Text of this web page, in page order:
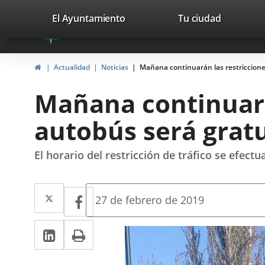
Portal
Web
del
Valladolid
avaTop
valladolid.es
El Ayuntamiento Tu ciudad
HomeActualidad Noticias Mañana continuarán las
Mañana
autobús será
El horario del restricción de tráfico se
Twitter
Enlace
a
una
aplicación
Facebook
Enlace
a
una
aplicación
Linkedin
Enlace
a
Fecha
la
noticia
27 de febrero de 2019